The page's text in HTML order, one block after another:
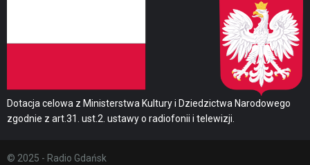
Dotacja celowa z Ministerstwa Kultury i Dziedzictwa Narodowego
zgodnie z art.31. ust.2. ustawy o radiofonii i telewizji.
© 2025 - Radio Gdańsk